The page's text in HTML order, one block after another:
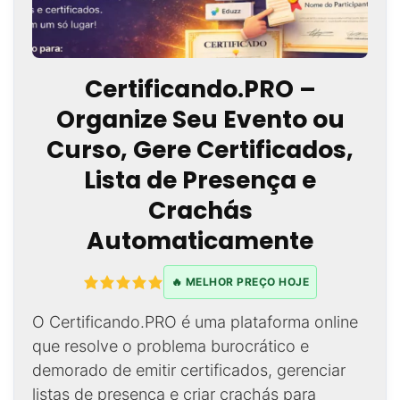
Certificando.PRO –
Organize Seu Evento ou
Curso, Gere Certificados,
Lista de Presença e
Crachás
Automaticamente
🔥 MELHOR PREÇO HOJE
O Certificando.PRO é uma plataforma online
que resolve o problema burocrático e
demorado de emitir certificados, gerenciar
listas de presença e criar crachás para